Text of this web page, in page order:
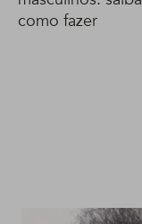
como fazer